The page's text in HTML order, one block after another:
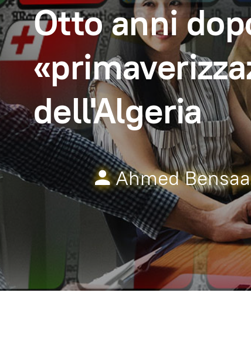
Otto anni
dell'Algeria
Ahmed